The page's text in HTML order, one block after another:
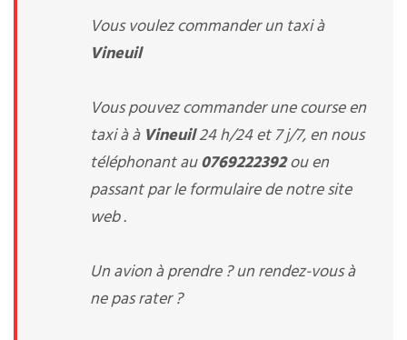
Vous voulez commander un taxi à
Vineuil
Vous pouvez commander une course en
taxi à à Vineuil24 h/24 et 7 j/7, en nous
téléphonant au0769222392ou en
passant par le formulaire de notre site
web .
Un avion à prendre ? un rendez-vous à
ne pas rater ?